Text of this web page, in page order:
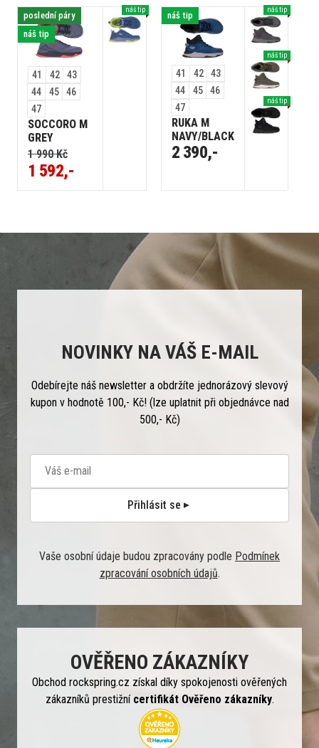
poslední páry
náš tip
41 42
43
44
45
46
47
SOCCORO M
GREY
1 990 Kč
1 592,-
náš tip
náš tip
41 42
43
44
45
46
47
RUKA M
NAVY/BLACK
2 390,-
náš tip
náš tip
náš tip
NOVINKY NA VÁŠ E-MAIL
Odebírejte náš newsletter a obdržíte jednorázový slevový
kupon v hodnotě 100,- Kč! (lze uplatnit při objednávce nad
500,- Kč)
Přihlásit se
Vaše osobní údaje budou zpracovány podle Podmínek
zpracování osobních údajů.
OVĚŘENO ZÁKAZNÍKY
Obchod rockspring.cz získal díky spokojenosti ověřených
zákazníků prestižní certifikát Ověřeno zákazníky.